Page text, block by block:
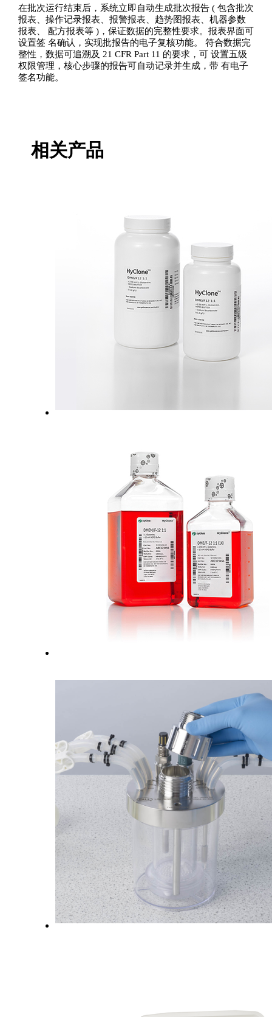
在批次运行结束后，系统立即自动生成批次报告 ( 包含批次
报表、操作记录报表、报警报表、趋势图报表、机器参数
报表、 配方报表等 )，保证数据的完整性要求。报表界面可
设置签 名确认，实现批报告的电子复核功能。 符合数据完
整性，数据可追溯及 21 CFR Part 11 的要求，可 设置五级
权限管理，核心步骤的报告可自动记录并生成，带 有电子
签名功能。
相关产品